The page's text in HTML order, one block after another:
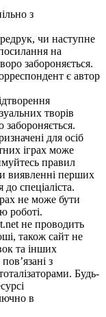
з
чи наступне
на
забороняється.
є автор
творів
для осіб
іграх може
правил
виявленні перших
до спеціаліста.
не може бути
роботі.
не проводить
також сайт не
та інших
з
Будь-
в